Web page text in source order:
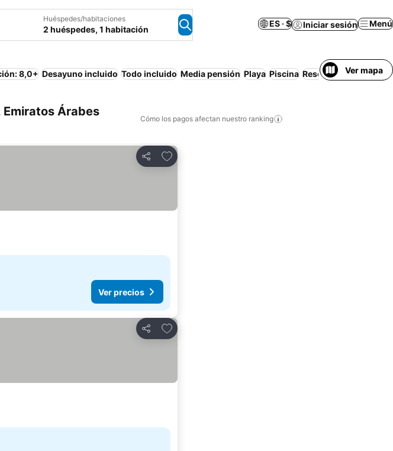
Huéspedes/habitaciones
2 huéspedes, 1 habitación
ES · $ Iniciar sesión Menú
8,0+ Desayuno incluido Todo incluido Media pensión Playa Piscina Resort Apartamento
Ver mapa
Árabes
Cómo los pagos afectan nuestro ranking
Compartir
Agregar a favoritos
Ver precios
Compartir
Agregar a favoritos